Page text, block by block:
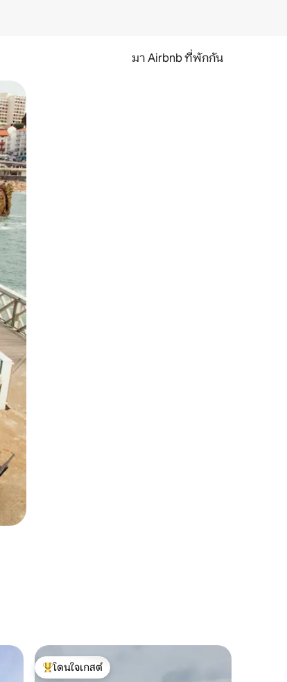
มา Airbnb ที่พักกัน
โดนใจเกสต์ที่สุด
โดนใจเกสต์